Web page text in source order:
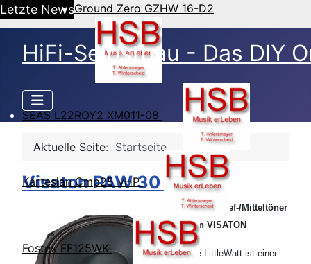
Letzte NewsGround Zero GZHW 16-D2
SEAS L22ROY2 XM011-08
Kartesian Cmp25_vHP
Fostex FF125WK
HiFi-Selbstbau - Das DIY
Aktuelle Seite: Startseite
Visaton PAW 30 ND
12-Zoll Tief-/Mitteltöner
von VISATON
Die LittleWatt ist einer